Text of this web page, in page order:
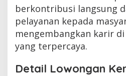
berkontribusi langsung
pelayanan kepada
mengembangkan karir
yang terpercaya.
Detail Lowongan